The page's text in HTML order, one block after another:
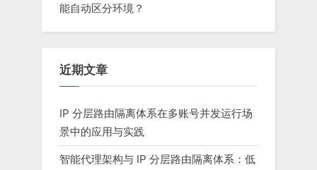
能自动区分环境？
近期文章
IP 分层路由隔离体系在多账号并发运行场
景中的应用与实践
智能代理架构与 IP 分层路由隔离体系：低